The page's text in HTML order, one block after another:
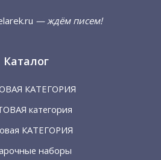
— ждём писем!
Каталог
КАТЕГОРИЯ
категория
КАТЕГОРИЯ
наборы